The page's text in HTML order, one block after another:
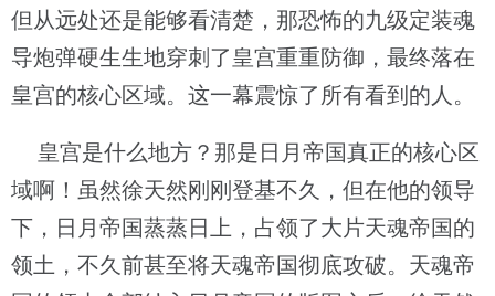
但从远处还是能够看清楚，那恐怖的九级定装魂
导炮弹硬生生地穿刺了皇宫重重防御，最终落在
皇宫的核心区域。这一幕震惊了所有看到的人。
皇宫是什么地方？那是日月帝国真正的核心区
域啊！虽然徐天然刚刚登基不久，但在他的领导
下，日月帝国蒸蒸日上，占领了大片天魂帝国的
领土，不久前甚至将天魂帝国彻底攻破。天魂帝